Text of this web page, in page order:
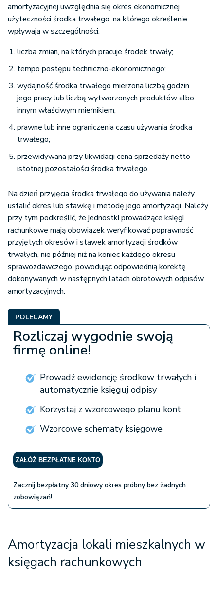
amortyzacyjnej uwzględnia się okres ekonomicznej
użyteczności środka trwałego, na którego określenie
wpływają w szczególności:
liczba zmian, na których pracuje środek trwały;
tempo postępu techniczno-ekonomicznego;
wydajność środka trwałego mierzona liczbą godzin
jego pracy lub liczbą wytworzonych produktów albo
innym właściwym miernikiem;
prawne lub inne ograniczenia czasu używania środka
trwałego;
przewidywana przy likwidacji cena sprzedaży netto
istotnej pozostałości środka trwałego.
Na dzień przyjęcia środka trwałego do używania należy
ustalić okres lub stawkę i metodę jego amortyzacji. Należy
przy tym podkreślić, że jednostki prowadzące księgi
rachunkowe mają obowiązek weryfikować poprawność
przyjętych okresów i stawek amortyzacji środków
trwałych, nie później niż na koniec każdego okresu
sprawozdawczego, powodując odpowiednią korektę
dokonywanych w następnych latach obrotowych odpisów
amortyzacyjnych.
POLECAMY
Rozliczaj wygodnie swoją
firmę online!
Prowadź ewidencję środków trwałych i
automatycznie księguj odpisy
Korzystaj z wzorcowego planu kont
Wzorcowe schematy księgowe
ZAŁÓŻ BEZPŁATNE KONTO
Zacznij bezpłatny 30 dniowy okres próbny bez żadnych
zobowiązań!
Amortyzacja lokali mieszkalnych w
księgach rachunkowych